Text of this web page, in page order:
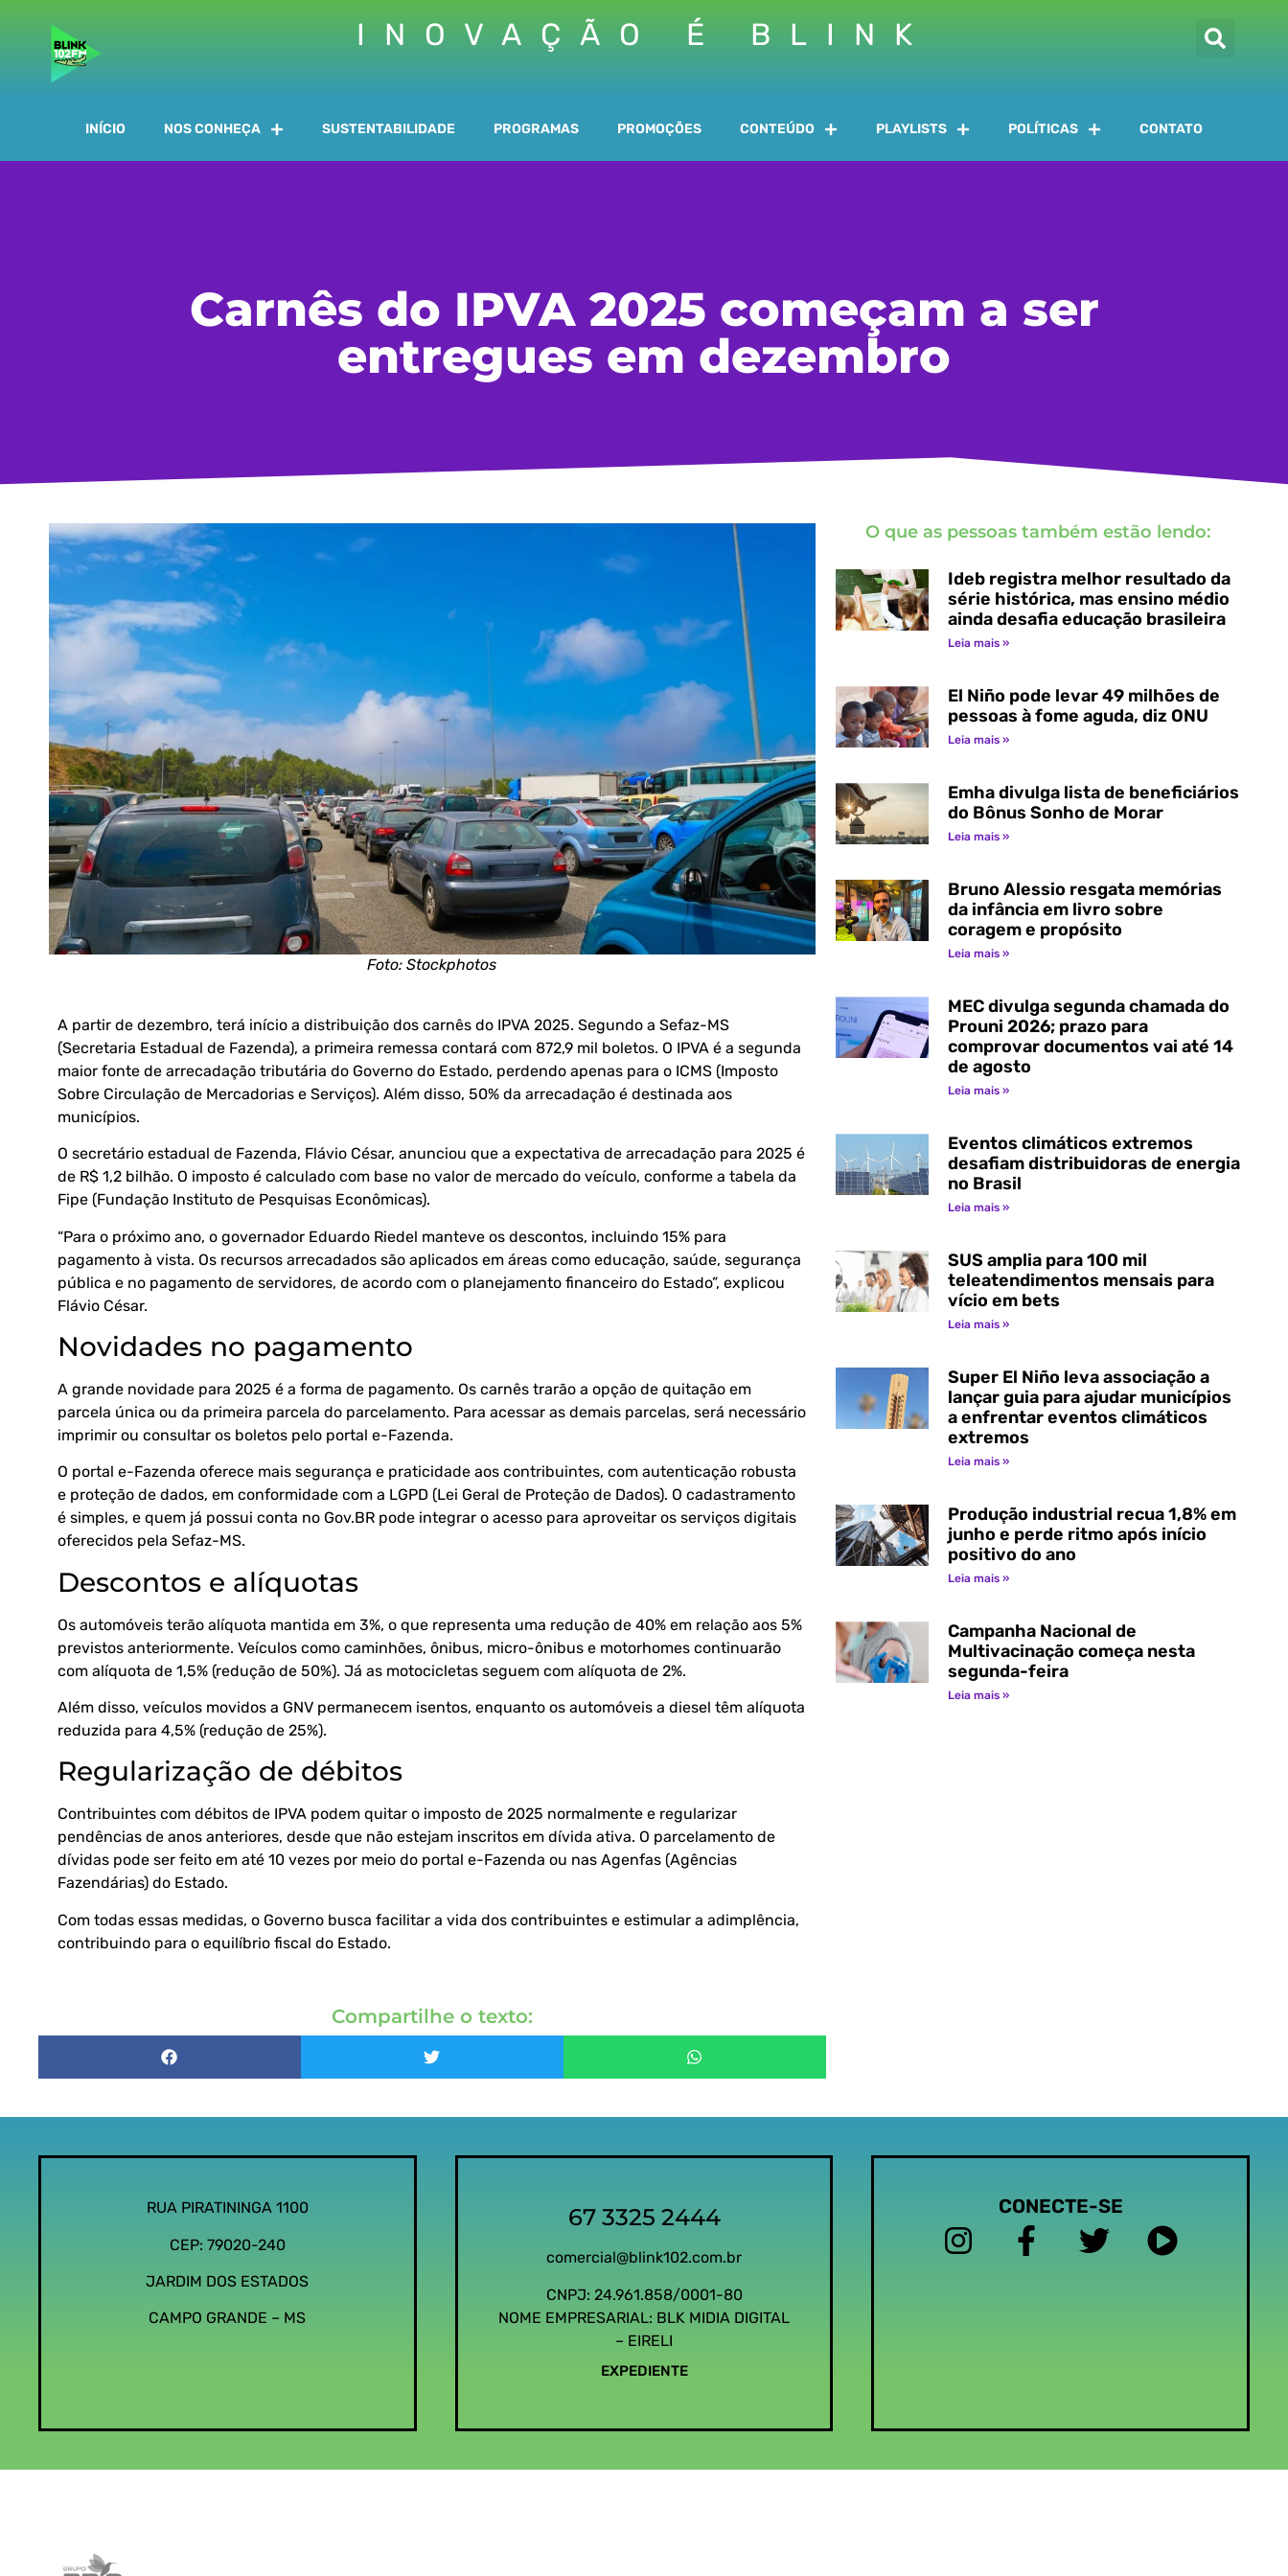
INOVAÇÃO É BLINK
INÍCIO NOS CONHEÇA SUSTENTABILIDADE PROGRAMAS PROMOÇÕES CONTEÚDO PLAYLISTS POLÍTICAS CONTATO
Carnês do IPVA 2025 começam a ser
entregues em dezembro
Foto: Stockphotos
A partir de dezembro, terá início a distribuição dos carnês do IPVA 2025. Segundo a Sefaz-MS
(Secretaria Estadual de Fazenda), a primeira remessa contará com 872,9 mil boletos. O IPVA é a segunda
maior fonte de arrecadação tributária do Governo do Estado, perdendo apenas para o ICMS (Imposto
Sobre Circulação de Mercadorias e Serviços). Além disso, 50% da arrecadação é destinada aos
municípios.
O secretário estadual de Fazenda, Flávio César, anunciou que a expectativa de arrecadação para 2025 é
de R$ 1,2 bilhão. O imposto é calculado com base no valor de mercado do veículo, conforme a tabela da
Fipe (Fundação Instituto de Pesquisas Econômicas).
“Para o próximo ano, o governador Eduardo Riedel manteve os descontos, incluindo 15% para
pagamento à vista. Os recursos arrecadados são aplicados em áreas como educação, saúde, segurança
pública e no pagamento de servidores, de acordo com o planejamento financeiro do Estado”, explicou
Flávio César.
Novidades no pagamento
A grande novidade para 2025 é a forma de pagamento. Os carnês trarão a opção de quitação em
parcela única ou da primeira parcela do parcelamento. Para acessar as demais parcelas, será necessário
imprimir ou consultar os boletos pelo portal e-Fazenda.
O portal e-Fazenda oferece mais segurança e praticidade aos contribuintes, com autenticação robusta
e proteção de dados, em conformidade com a LGPD (Lei Geral de Proteção de Dados). O cadastramento
é simples, e quem já possui conta no Gov.BR pode integrar o acesso para aproveitar os serviços digitais
oferecidos pela Sefaz-MS.
Descontos e alíquotas
Os automóveis terão alíquota mantida em 3%, o que representa uma redução de 40% em relação aos 5%
previstos anteriormente. Veículos como caminhões, ônibus, micro-ônibus e motorhomes continuarão
com alíquota de 1,5% (redução de 50%). Já as motocicletas seguem com alíquota de 2%.
Além disso, veículos movidos a GNV permanecem isentos, enquanto os automóveis a diesel têm alíquota
reduzida para 4,5% (redução de 25%).
Regularização de débitos
Contribuintes com débitos de IPVA podem quitar o imposto de 2025 normalmente e regularizar
pendências de anos anteriores, desde que não estejam inscritos em dívida ativa. O parcelamento de
dívidas pode ser feito em até 10 vezes por meio do portal e-Fazenda ou nas Agenfas (Agências
Fazendárias) do Estado.
Com todas essas medidas, o Governo busca facilitar a vida dos contribuintes e estimular a adimplência,
contribuindo para o equilíbrio fiscal do Estado.
Compartilhe o texto:
O que as pessoas também estão lendo:
Ideb registra melhor resultado da
série histórica, mas ensino médio
ainda desafia educação brasileira
Leia mais »
El Niño pode levar 49 milhões de
pessoas à fome aguda, diz ONU
Leia mais »
Emha divulga lista de beneficiários
do Bônus Sonho de Morar
Leia mais »
Bruno Alessio resgata memórias
da infância em livro sobre
coragem e propósito
Leia mais »
MEC divulga segunda chamada do
Prouni 2026; prazo para
comprovar documentos vai até 14
de agosto
Leia mais »
Eventos climáticos extremos
desafiam distribuidoras de energia
no Brasil
Leia mais »
SUS amplia para 100 mil
teleatendimentos mensais para
vício em bets
Leia mais »
Super El Niño leva associação a
lançar guia para ajudar municípios
a enfrentar eventos climáticos
extremos
Leia mais »
Produção industrial recua 1,8% em
junho e perde ritmo após início
positivo do ano
Leia mais »
Campanha Nacional de
Multivacinação começa nesta
segunda-feira
Leia mais »
RUA PIRATININGA 1100
CEP: 79020-240
JARDIM DOS ESTADOS
CAMPO GRANDE – MS
67 3325 2444
comercial@blink102.com.br
CNPJ: 24.961.858/0001-80
NOME EMPRESARIAL: BLK MIDIA DIGITAL
– EIRELI
EXPEDIENTE
CONECTE-SE